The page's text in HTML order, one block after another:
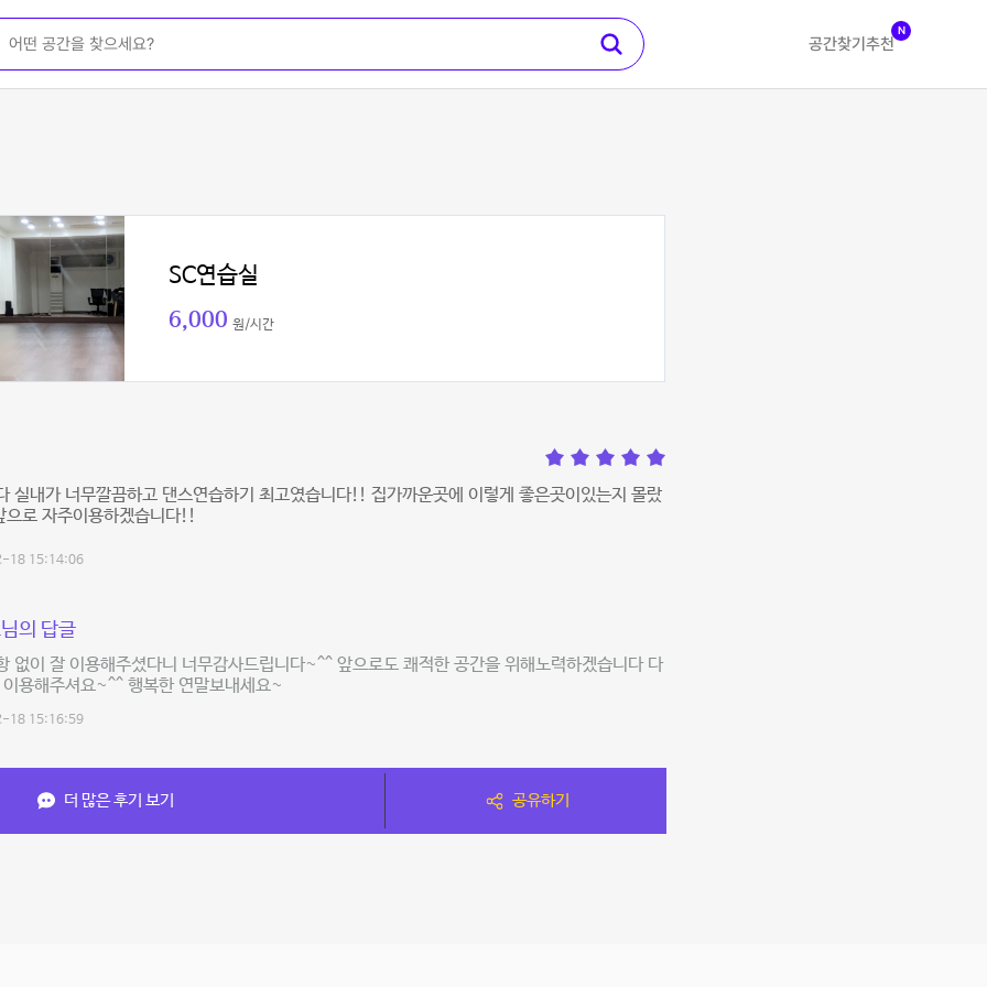
공간찾기 추천
N
SC연습실
6,000 원/시간
실내가 너무깔끔하고 댄스연습하기 최고였습니다!! 집가까운곳에 이렇게 좋은곳이있는지 몰랐
으로 자주이용하겠습니다!!
18 15:14:06
의 답글
없이 잘 이용해주셨다니 너무감사드립니다~^^ 앞으로도 쾌적한 공간을 위해노력하겠습니다 다
용해주셔요~^^ 행복한 연말보내세요~
18 15:16:59
더 많은 후기 보기 공유하기